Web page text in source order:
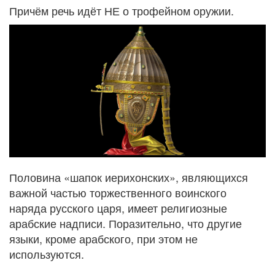
Причём речь идёт НЕ о трофейном оружии.
Половина «шапок иерихонских», являющихся
важной частью торжественного воинского
наряда русского царя, имеет религиозные
арабские надписи. Поразительно, что другие
языки, кроме арабского, при этом не
используются.